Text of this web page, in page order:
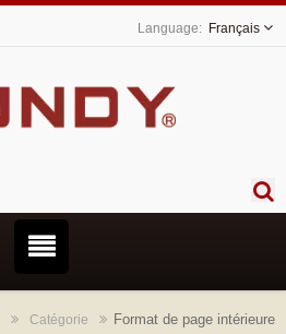
Français
Catégorie Format de page intérieure